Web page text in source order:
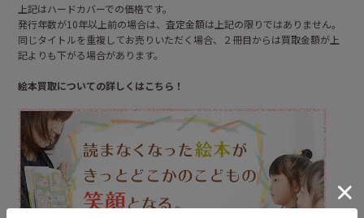
上記はハードカバーでの価格です。
発行年数が10年以上前の場合は、査定金額は上記の限りではありません。
同じタイトルを重複してお売りいただく場合、２冊目からは買取金額が上
記よりも下がる場合があります。
絵本買取についての詳しくはこちら！